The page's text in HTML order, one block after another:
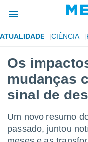
para
fornecidas
a este
ATUALIDADE CIÊNCIA
Os
mudanças
sinal de
Um novo resumo
passado, juntou